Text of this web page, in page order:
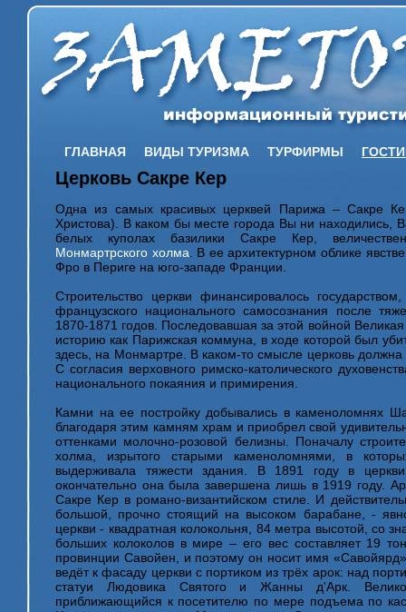
ГЛАВНАЯ ВИДЫ ТУРИЗМА ТУРФИРМЫ
Церковь Сакре Кер
Одна из самых красивых церквей Парижа – Сакре
Христова). В каком бы месте города Вы ни находились,
белых куполах базилики Сакре Кер,
Монмартрского холма . В ее архитектурном облике
Фро в Периге на юго-западе Франции.
Строительство церкви финансировалось
французского национального самосознания после
1870-1871 годов. Последовавшая за этой войной
историю как Парижская коммуна, в ходе которой был
здесь, на Монмартре. В каком-то смысле церковь
С согласия верховного римско-католического
национального покаяния и примирения.
Камни на ее постройку добывались в каменоломнях
благодаря этим камням храм и приобрел свой
оттенками молочно-розовой белизны. Поначалу
холма, изрытого старыми каменоломнями, в
выдерживала тяжести здания. В 1891 году в
окончательно она была завершена лишь в 1919 году.
Сакре Кер в романо-византийском стиле. И
большой, прочно стоящий на высоком барабане, -
церкви - квадратная колокольня, 84 метра высотой, со
больших колоколов в мире – его вес составляет 19
провинции Савойен, и поэтому он носит имя
ведёт к фасаду церкви с портиком из трёх арок: над
статуи Людовика Святого и Жанны д'Арк.
приближающийся к посетителю по мере подъема по